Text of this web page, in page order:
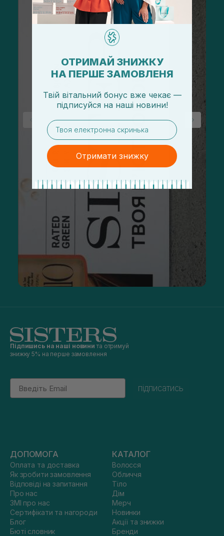
Підпишись на наші новини та отримуй
знижку 5% на перше замовлення
Email
підписатись
ДОПОМОГА
Оплата та доставка
Як зробити замовлення
Відповіді на запитання
Про нас
ЗМІ про нас
Сертифікати та нагороди
Блог
Бюті словник
КАТАЛОГ
Волосся
Обличчя
Тіло
Дім
Мерч
Новинки
Акції та знижки
Бренди
ОТРИМАЙ ЗНИЖКУ
НА ПЕРШЕ ЗАМОВЛЕНЯ
Твій вітальний бонус вже чекає —
підписуйся на наші новини!
email
Отримати знижку